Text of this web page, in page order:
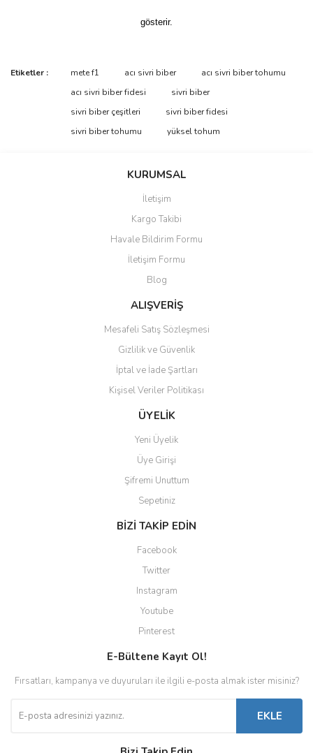
gösterir.
Etiketler : mete f1 acı sivri biber
acı sivri biber tohumu
acı sivri biber fidesi
sivri biber
sivri biber çeşitleri
sivri biber fidesi
sivri biber tohumu
yüksel tohum
KURUMSAL
İletişim
Kargo Takibi
Havale Bildirim Formu
İletişim Formu
Blog
ALIŞVERİŞ
Mesafeli Satış Sözleşmesi
Gizlilik ve Güvenlik
İptal ve İade Şartları
Kişisel Veriler Politikası
ÜYELİK
Yeni Üyelik
Üye Girişi
Şifremi Unuttum
Sepetiniz
BİZİ TAKİP EDİN
Facebook
Twitter
Instagram
Youtube
Pinterest
E-Bültene Kayıt Ol!
Fırsatları, kampanya ve duyuruları ile ilgili e-posta almak ister misiniz?
EKLE